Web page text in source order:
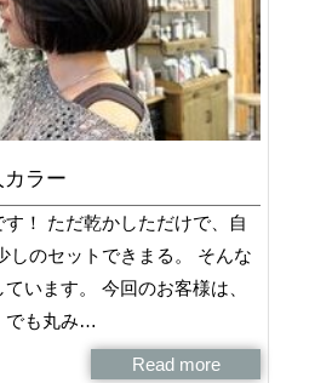
ラー
す！ ただ乾かしただけで、自
しのセットできまる。 そんな
います。 今回のお客様は、
でも丸み…
Read more